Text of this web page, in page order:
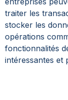
traiter les
stocker les
opérations
fonctionnalités
intéressantes et